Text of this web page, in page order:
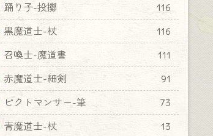
踊り子-投擲
116
黒魔道士-杖
116
召喚士-魔道書
111
赤魔道士-細剣
91
ピクトマンサー-筆
73
青魔道士-杖
13